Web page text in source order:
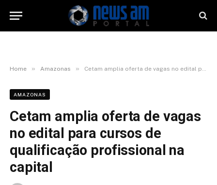
Home » Amazonas » Cetam amplia oferta de vagas no edital para cursos de qualificação profissional na capital
AMAZONAS
Cetam amplia oferta de vagas
no edital para cursos de
qualificação profissional na
capital